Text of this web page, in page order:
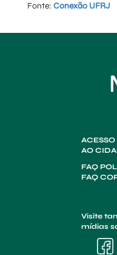
Fonte: Conexão UFRJ
AO
FAQ
FAQ
Visite
mídias